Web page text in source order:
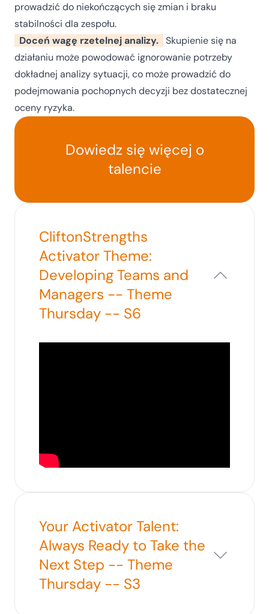
prowadzić do niekończących się zmian i braku
stabilności dla zespołu.
Doceń wagę rzetelnej analizy. Skupienie się na
działaniu może powodować ignorowanie potrzeby
dokładnej analizy sytuacji, co może prowadzić do
podejmowania pochopnych decyzji bez dostatecznej
oceny ryzyka.
Dowiedz się więcej o
talencie
CliftonStrengths
Activator Theme:
Developing Teams and
Managers -- Theme
Thursday -- S6
Your Activator Talent:
Always Ready to Take the
Next Step -- Theme
Thursday -- S3